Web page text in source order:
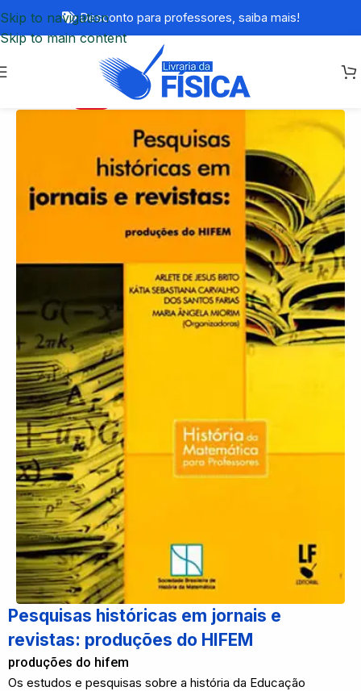
Skip to navigation
Skip to main content
Desconto para professores, saiba mais!
Pesquisas históricas em jornais e
revistas: produções do HIFEM
produções do hifem
Os estudos e pesquisas sobre a história da Educação